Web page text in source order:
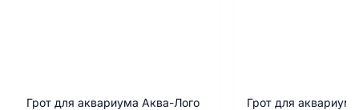
Грот для аквариума Аква-Лого
Грот для